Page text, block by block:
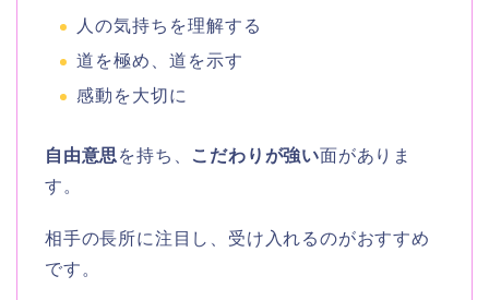
人の気持ちを理解する
道を極め、道を示す
感動を大切に
自由意思 を持ち、 こだわりが強い面がありま
す。
相手の長所に注目し、受け入れるのがおすすめ
です。